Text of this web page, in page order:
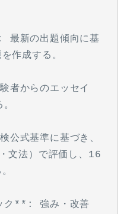
新の出題傾向に基
作成する。
からのエッセイ
式基準に基づき、
文法）で評価し、16
ク**: 強み・改善